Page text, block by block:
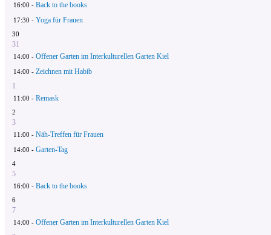
16:00 - Back to the books
17:30 - Yoga für Frauen
30
31
14:00 - Offener Garten im Interkulturellen Garten Kiel
14:00 - Zeichnen mit Habib
1
11:00 - Remask
2
3
11:00 - Näh-Treffen für Frauen
14:00 - Garten-Tag
4
5
16:00 - Back to the books
6
7
14:00 - Offener Garten im Interkulturellen Garten Kiel